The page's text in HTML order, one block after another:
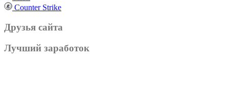
Counter Strike
Друзья сайта
Лучший заработок